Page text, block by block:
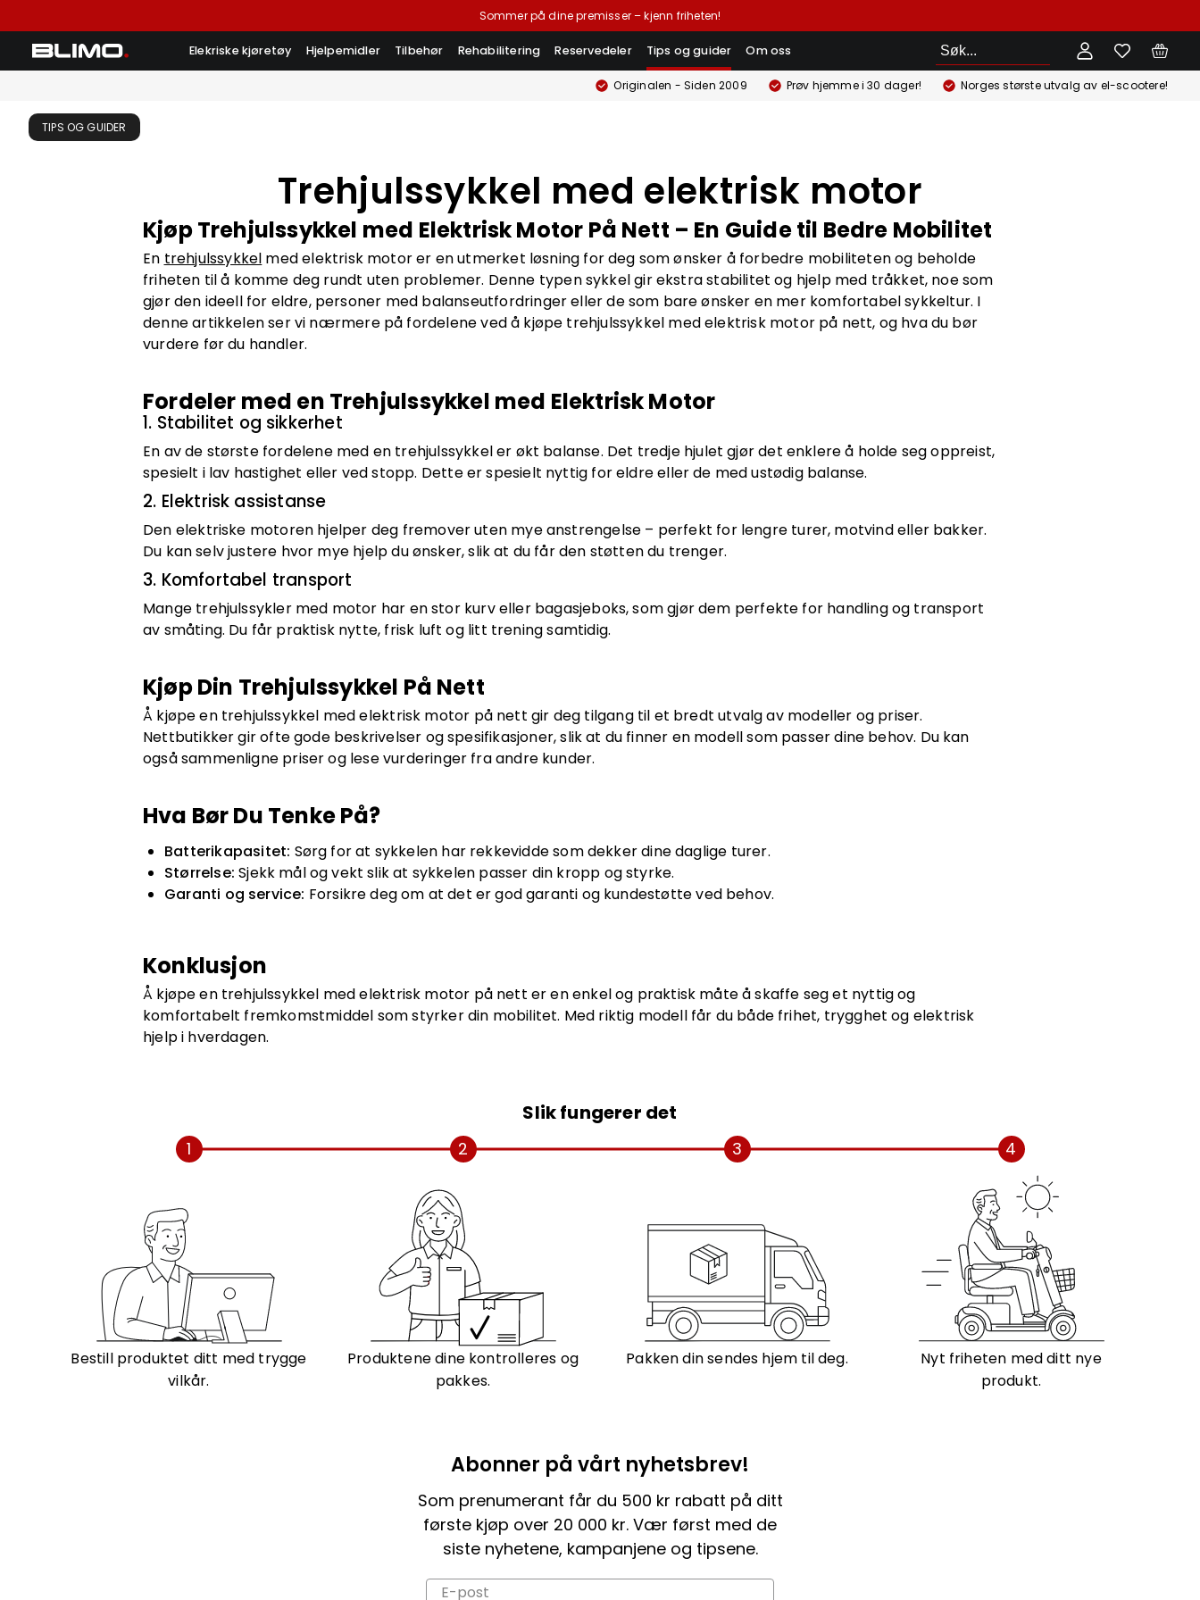
Sommer på dine premisser – kjenn friheten!
Elekriske kjøretøy Hjelpemidler Tilbehør Rehabilitering Reservedeler Tips og guider Om oss Søk
Originalen - Siden 2009 Prøv hjemme i 30 dager! Norges største utvalg av el-scootere!
TIPS OG GUIDER
Trehjulssykkel med elektrisk motor
Kjøp Trehjulssykkel med Elektrisk Motor På Nett – En Guide til Bedre Mobilitet
En trehjulssykkel med elektrisk motor er en utmerket løsning for deg som ønsker å forbedre mobiliteten og beholde
friheten til å komme deg rundt uten problemer. Denne typen sykkel gir ekstra stabilitet og hjelp med tråkket, noe som
gjør den ideell for eldre, personer med balanseutfordringer eller de som bare ønsker en mer komfortabel sykkeltur. I
denne artikkelen ser vi nærmere på fordelene ved å kjøpe trehjulssykkel med elektrisk motor på nett, og hva du bør
vurdere før du handler.
Fordeler med en Trehjulssykkel med Elektrisk Motor
1. Stabilitet og sikkerhet
En av de største fordelene med en trehjulssykkel er økt balanse. Det tredje hjulet gjør det enklere å holde seg oppreist,
spesielt i lav hastighet eller ved stopp. Dette er spesielt nyttig for eldre eller de med ustødig balanse.
2. Elektrisk assistanse
Den elektriske motoren hjelper deg fremover uten mye anstrengelse – perfekt for lengre turer, motvind eller bakker.
Du kan selv justere hvor mye hjelp du ønsker, slik at du får den støtten du trenger.
3. Komfortabel transport
Mange trehjulssykler med motor har en stor kurv eller bagasjeboks, som gjør dem perfekte for handling og transport
av småting. Du får praktisk nytte, frisk luft og litt trening samtidig.
Kjøp Din Trehjulssykkel På Nett
Å kjøpe en trehjulssykkel med elektrisk motor på nett gir deg tilgang til et bredt utvalg av modeller og priser.
Nettbutikker gir ofte gode beskrivelser og spesifikasjoner, slik at du finner en modell som passer dine behov. Du kan
også sammenligne priser og lese vurderinger fra andre kunder.
Hva Bør Du Tenke På?
Batterikapasitet: Sørg for at sykkelen har rekkevidde som dekker dine daglige turer.
Størrelse: Sjekk mål og vekt slik at sykkelen passer din kropp og styrke.
Garanti og service: Forsikre deg om at det er god garanti og kundestøtte ved behov.
Konklusjon
Å kjøpe en trehjulssykkel med elektrisk motor på nett er en enkel og praktisk måte å skaffe seg et nyttig og
komfortabelt fremkomstmiddel som styrker din mobilitet. Med riktig modell får du både frihet, trygghet og elektrisk
hjelp i hverdagen.
Slik fungerer det
1
Bestill produktet ditt med trygge
vilkår.
2
Produktene dine kontrolleres og
pakkes.
3
Pakken din sendes hjem til deg.
4
Nyt friheten med ditt nye
produkt.
Abonner på vårt nyhetsbrev!
Som prenumerant får du 500 kr rabatt på ditt
første kjøp over 20 000 kr. Vær først med de
siste nyhetene, kampanjene og tipsene.